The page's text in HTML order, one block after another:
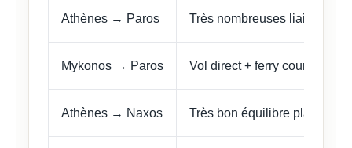
Athènes → Paros Très nombreuses liaisons
Mykonos → Paros Vol direct + ferry court
Athènes → Naxos Très bon équilibre plages /